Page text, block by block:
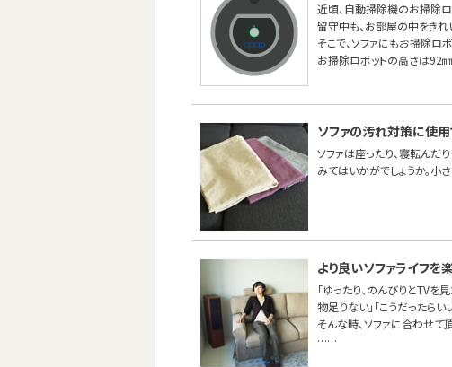
近頃、自動掃除機のお掃除ロ
留守中も、お部屋の中をきれ
そこで、ソファにもお掃除ロ
お掃除ロボットの高さは92
ソファの汚れ対策に使
ソファは座ったり、寝転んだ
みてはいかがでしょうか。
より良いソファライフを
「ゆったり、のんびりとTVを
物足りない」「こうだったら
そんな時、ソファに合わせて
……